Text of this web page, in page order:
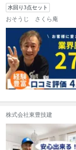
水回り3点セット
おそうじ さくら庵
株式会社東豊技建